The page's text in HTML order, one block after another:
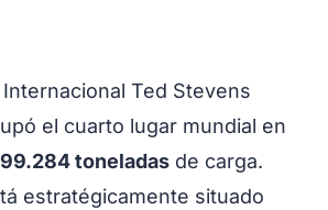
Ted Stevens
el cuarto lugar mundial en
toneladas de carga.
estratégicamente situado